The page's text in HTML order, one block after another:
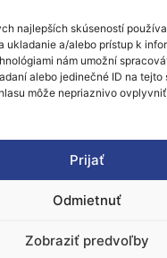
najlepších skúseností
ukladanie a/alebo prístup k
nám umožní
alebo jedinečné ID na tejto
môže nepriaznivo
Prijať
Odmietnuť
Zobraziť predvoľby
technologického
európske
železničnej
prekážok
riešení pre plnú